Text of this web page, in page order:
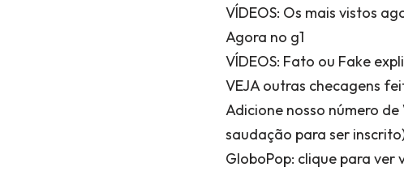
VÍDEOS: Os mais vistos
Agora no g1
VÍDEOS: Fato ou Fake
VEJA outras checagens
Adicione nosso número
saudação para ser
GloboPop: clique para ver